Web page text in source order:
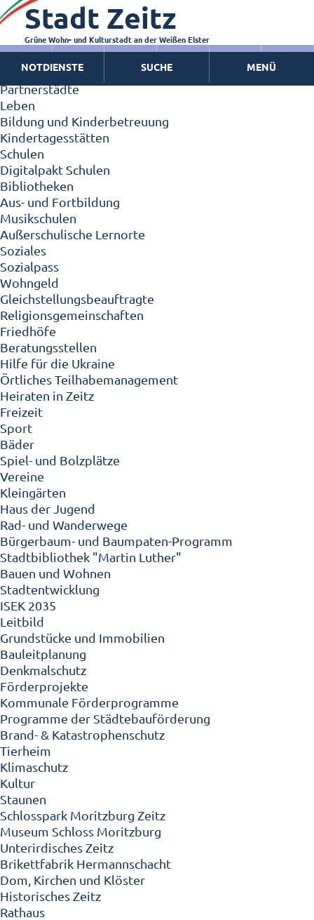
Zeitz - Die Kleinstadt
Willkommen in Zeitz!
Interview mit Oberbürgermeister Christian Thieme
Zeitz - Stadt der Zukunft
Ortschaften
Partnerstädte
Leben
Bildung und Kinderbetreuung
Kindertagesstätten
Schulen
Digitalpakt Schulen
Bibliotheken
Aus- und Fortbildung
Musikschulen
Außerschulische Lernorte
Soziales
Sozialpass
Wohngeld
Gleichstellungsbeauftragte
Religionsgemeinschaften
Friedhöfe
Beratungsstellen
Hilfe für die Ukraine
Örtliches Teilhabemanagement
Heiraten in Zeitz
Freizeit
Sport
Bäder
Spiel- und Bolzplätze
Vereine
Kleingärten
Haus der Jugend
Rad- und Wanderwege
Bürgerbaum- und Baumpaten-Programm
Stadtbibliothek "Martin Luther"
Bauen und Wohnen
Stadtentwicklung
ISEK 2035
Leitbild
Grundstücke und Immobilien
Bauleitplanung
Denkmalschutz
Förderprojekte
Kommunale Förderprogramme
Programme der Städtebauförderung
Brand- & Katastrophenschutz
Tierheim
Klimaschutz
Kultur
Staunen
Schlosspark Moritzburg Zeitz
Museum Schloss Moritzburg
Unterirdisches Zeitz
Brikettfabrik Hermannschacht
Dom, Kirchen und Klöster
Historisches Zeitz
Rathaus
Stadt Zeitz
Grüne Wohn- und Kulturstadt an der Weißen Elster
NOTDIENSTE SUCHE MENÜ